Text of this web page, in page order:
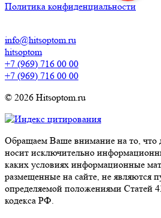
Политика конфиденциальности
info@hitsoptom.ru
hitsoptom
+7 (969) 716 00 00
+7 (969) 716 00 00
© 2026 Hitsoptom.ru
Обращаем Ваше внимание на то, что
носит исключительно
каких условиях информационные
размещенные на сайте, не являются
определяемой положениями Статей
кодекса РФ.